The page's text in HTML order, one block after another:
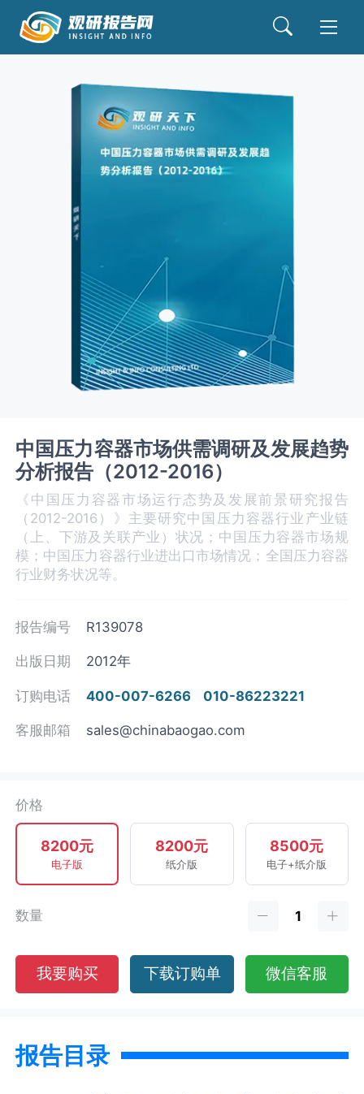
中国压力容器市场供需调研及发展趋势
分析报告（2012-2016）
《中国压力容器市场运行态势及发展前景研究报告
（2012-2016）》主要研究中国压力容器行业产业链
（上、下游及关联产业）状况；中国压力容器市场规
模；中国压力容器行业进出口市场情况；全国压力容器
行业财务状况等。
报告编号 R139078
出版日期 2012年
订购电话 400-007-6266 010-86223221
客服邮箱 sales@chinabaogao.com
价格
8200元
电子版
8200元
纸介版
8500元
电子+纸介版
数量
我要购买 下载订购单 微信客服
报告目录